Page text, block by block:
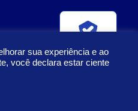
| Santa Clara Manufatura e
57.407.397/0001-58
sua experiência e ao
você declara estar ciente